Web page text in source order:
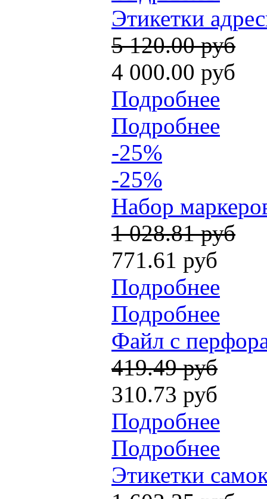
Этикетки
5 120.00 руб
4 000.00 руб
Подробнее
Подробнее
-25%
-25%
Набор
1 028.81 руб
771.61 руб
Подробнее
Подробнее
Файл с
419.49 руб
310.73 руб
Подробнее
Подробнее
Этикетки